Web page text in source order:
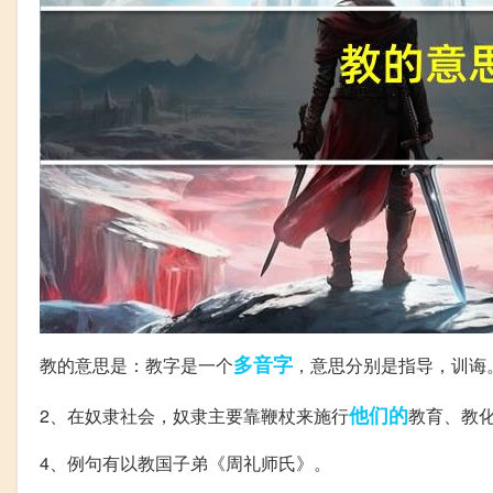
教的意思是：教字是一个多音字 ，意思分别是指导，训诲
2、在奴隶社会，奴隶主要靠鞭杖来施行他们的教育、教
4、例句有以教国子弟《周礼师氏》。